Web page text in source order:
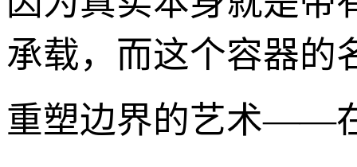
承载，而这个容器的
重塑边界的艺术——